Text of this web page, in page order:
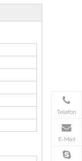
Telefon
E-Mail